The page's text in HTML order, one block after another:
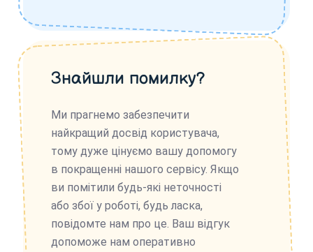
Знайшли помилку?
Ми прагнемо забезпечити
найкращий досвід користувача,
тому дуже цінуємо вашу допомогу
в покращенні нашого сервісу. Якщо
ви помітили будь-які неточності
або збої у роботі, будь ласка,
повідомте нам про це. Ваш відгук
допоможе нам оперативно